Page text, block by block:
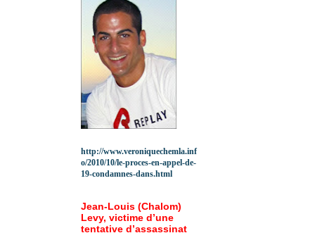
http://www.veroniquechemla.inf
o/2010/10/le-proces-en-appel-de-
19-condamnes-dans.html
Jean-Louis (Chalom)
Levy, victime d’une
tentative d’assassinat